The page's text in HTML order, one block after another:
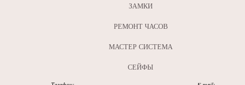
ЗАМКИ
РЕМОНТ ЧАСОВ
МАСТЕР СИСТЕМА
СЕЙФЫ